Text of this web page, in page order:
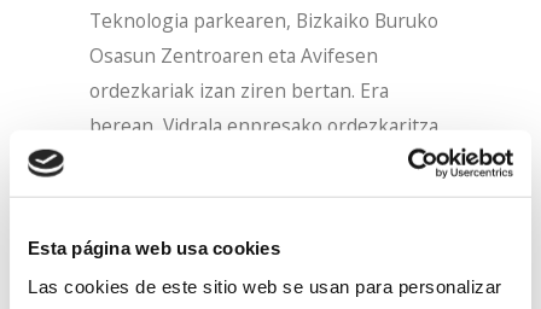
Esta página web usa cookies
Las cookies de este sitio web se usan para personalizar
Teknologia parkearen, Bizkaiko Buruko
Osasun Zentroaren eta Avifesen
ordezkariak izan ziren bertan. Era
berean, Vidrala enpresako ordezkaritza
ere izan zen, buruko gaixotasuna duten
langilea kontratatuz izan zuen
gaixotasun hori duen langile baten
lekukotasuna ere.